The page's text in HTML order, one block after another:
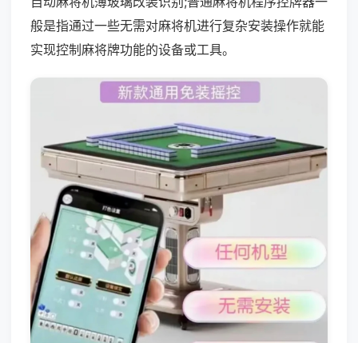
般是指通过一些无需对麻将机进行复杂安装操作就能
实现控制麻将牌功能的设备或工具。